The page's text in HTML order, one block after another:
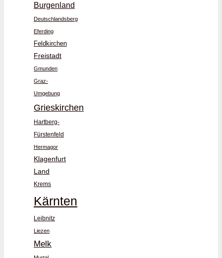
Burgenland
Deutschlandsberg
Eferding
Feldkirchen
Freistadt
Gmunden
Graz-
Umgebung
Grieskirchen
Hartberg-
Fürstenfeld
Hermagor
Klagenfurt
Land
Krems
Kärnten
Leibnitz
Liezen
Melk